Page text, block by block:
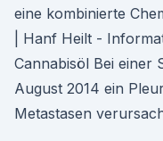
eine kombinierte
| Hanf Heilt -
Cannabisöl Bei einer
August 2014 ein
Metastasen